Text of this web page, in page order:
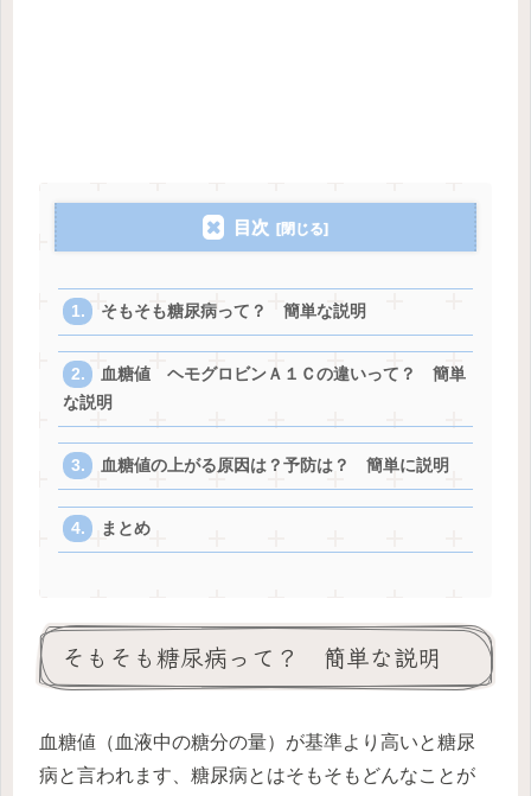
目次
そもそも糖尿病って？ 簡単な説明
血糖値 ヘモグロビンＡ１Ｃの違いって？ 簡単
な説明
血糖値の上がる原因は？予防は？ 簡単に説明
まとめ
そもそも糖尿病って？ 簡単な説明
血糖値（血液中の糖分の量）が基準より高いと糖尿
病と言われます、糖尿病とはそもそもどんなことが